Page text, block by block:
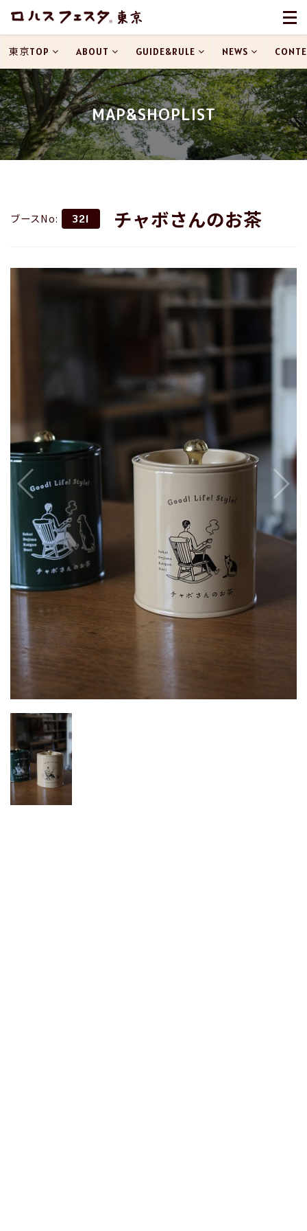
MAP&SHOPLIST
東京TOP ABOUT GUIDE&RULE NEWS
ブースNo: 321 チャボさんのお茶